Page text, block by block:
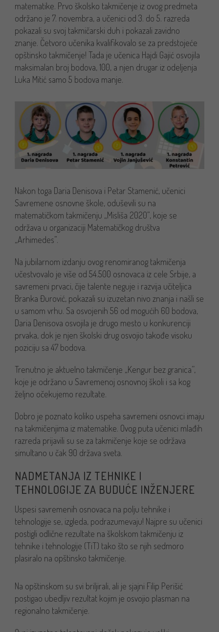
matematike. Prvo školsko takmičenje iz ovog predmeta
održano je 7. novembra, a učenici od 3. do 5. razreda
pokazali su svoj takmičarski duh i pokazali zavidno
znanje. Četvoro učenika kvalifikovalo se za predstojeće
opštinsko takmičenje! Tada je učenica Hajdi Gajić osvojila
maksimalan broj bodova, 100, a njen drugar iz odeljenja
Luka Mitić samo 5 bodova manje.
Nakon toga Daria Denisova i Petar Stamenić, učenici
Savremene osnovne škole, oduševili su na
matematičkom takmičenju „Misliša 2020”, koje se
održava u organizaciji Matematičkog društva
„Arhimedes”.
Na jubilarnom izdanju ovog renomiranog takmičenja
učestvovalo je više od 54.500 osnovaca iz cele Srbije, a
savremeni prvaci, čije talente neguje i razvija učiteljica
Branka Đurović, pokazali su izuzetan nivo znanja i našli se
u samom vrhu. Sa osvojenih 56 od mogućih 60 bodova,
Daria Denisova osvojila je drugo mesto u konkurenciji
prvaka, dok je njen školski drug osvojio takođe visoku
poziciju sa 47 bodova.
Trenutno je aktuelno takmičenje „Kengur bez granica’’,
koje je održano u Savremenoj osnovnoj školi i sa kog
željno očekujemo rezultate.
Dobro je poznato koliko uspeha savremeni osnovci imaju
na takmičenjima iz matematike. Ovog puta učenici mlađih
razreda prijavili su se za takmičenje koje se održava
simultano u čak 90 država sveta.
NADMETANJA IZ TEHNIKE I
TEHNOLOGIJE ZA BUDUĆE INŽENJERE
Uspesi savremenih osnovaca na polju tehnike i
tehnologije se, izgleda, podrazumevaju! Najpre su učenici
postigli odlične rezultate na školskom takmičenju iz
tehnike i tehnologije (TiT) tako što se njih sedmoro
plasiralo na opštinsko takmičenje.
Na opštinskom su svi briljirali, ali je sjajni Filip Perišić
postigao ubedljiv rezultat kojim je osvojio plasman na
regionalno takmičenje.